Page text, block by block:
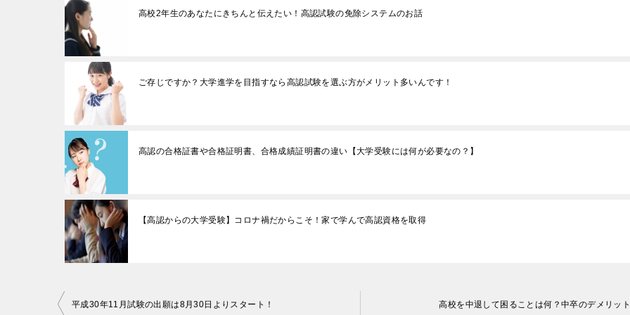
高校2年生のあなたにきちんと伝えたい！高認試験の免除システムのお話
ご存じですか？大学進学を目指すなら高認試験を選ぶ方がメリット多いんです！
高認の合格証書や合格証明書、合格成績証明書の違い【大学受験には何が必要なの？】
【高認からの大学受験】コロナ禍だからこそ！家で学んで高認資格を取得
投平成30年11月試験の出願は8月30日よりスタート！ 高校を中退して困ることは何？中卒のデメリッ